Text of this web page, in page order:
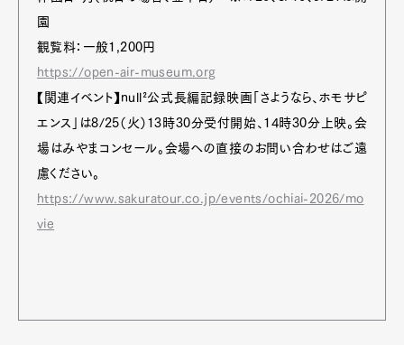
園
観覧料：一般1,200円
https://open-air-museum.org
【関連イベント】null²公式長編記録映画「さようなら、ホモサピ
エンス」は8/25（火）13時30分受付開始、14時30分上映。会
場はみやまコンセール。会場への直接のお問い合わせはご遠
慮ください。
https://www.sakuratour.co.jp/events/ochiai-2026/mo
vie